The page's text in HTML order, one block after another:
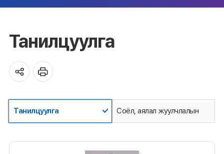
Танилцуулга
Танилцуулга Соёл, аялал жуулчлалын